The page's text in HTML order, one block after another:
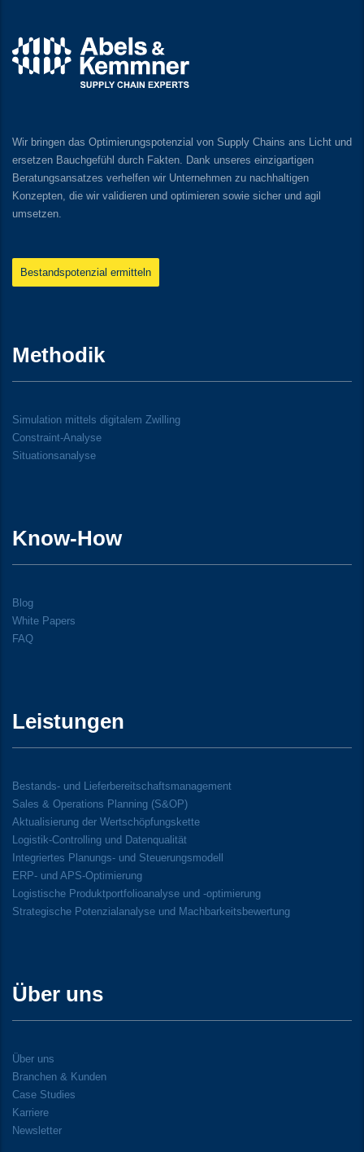
Wir bringen das Optimierungspotenzial von Supply Chains ans Licht und
ersetzen Bauchgefühl durch Fakten. Dank unseres einzigartigen
Beratungsansatzes verhelfen wir Unternehmen zu nachhaltigen
Konzepten, die wir validieren und optimieren sowie sicher und agil
umsetzen.
Bestandspotenzial ermitteln
Methodik
Simulation mittels digitalem Zwilling
Constraint-Analyse
Situationsanalyse
Know-How
Blog
White Papers
FAQ
Leistungen
Bestands- und Lieferbereitschaftsmanagement
Sales & Operations Planning (S&OP)
Aktualisierung der Wertschöpfungskette
Logistik-Controlling und Datenqualität
Integriertes Planungs- und Steuerungsmodell
ERP- und APS-Optimierung
Logistische Produktportfolioanalyse und -optimierung
Strategische Potenzialanalyse und Machbarkeitsbewertung
Über uns
Über uns
Branchen & Kunden
Case Studies
Karriere
Newsletter